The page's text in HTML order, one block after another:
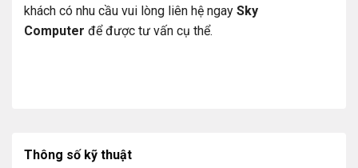
khách có nhu cầu vui lòng liên hệ ngay Sky
Computer để được tư vấn cụ thể.
Thông số kỹ thuật